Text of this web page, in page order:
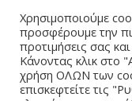
Χρησιμοποιούμε
προσφέρουμε την
προτιμήσεις σας
Κάνοντας κλικ στο
χρήση ΟΛΩΝ των
επισκεφτείτε τις